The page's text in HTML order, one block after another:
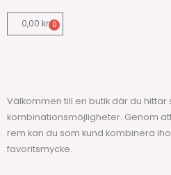
0,00 kr 0
Varukorg
Välkommen till en butik där du hittar
kombinationsmöjligheter. Genom
rem kan du som kund kombinera
favoritsmycke.